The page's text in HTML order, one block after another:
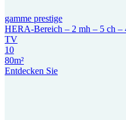
gamme prestige
HERA-Bereich – 2 mh – 5 ch –
TV
10
80m²
Entdecken Sie